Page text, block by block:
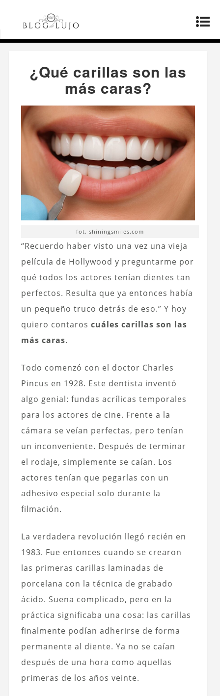
Página principal
¿Qué carillas son
las más caras?
¿Qué carillas son las
más caras?
fot. shiningsmiles.com
“Recuerdo haber visto una vez una vieja
película de Hollywood y preguntarme por
qué todos los actores tenían dientes tan
perfectos. Resulta que ya entonces había
un pequeño truco detrás de eso.” Y hoy
quiero contaros cuáles carillas son las
más caras.
Todo comenzó con el doctor Charles
Pincus en 1928. Este dentista inventó
algo genial: fundas acrílicas temporales
para los actores de cine. Frente a la
cámara se veían perfectas, pero tenían
un inconveniente. Después de terminar
el rodaje, simplemente se caían. Los
actores tenían que pegarlas con un
adhesivo especial solo durante la
filmación.
La verdadera revolución llegó recién en
1983. Fue entonces cuando se crearon
las primeras carillas laminadas de
porcelana con la técnica de grabado
ácido. Suena complicado, pero en la
práctica significaba una cosa: las carillas
finalmente podían adherirse de forma
permanente al diente. Ya no se caían
después de una hora como aquellas
primeras de los años veinte.